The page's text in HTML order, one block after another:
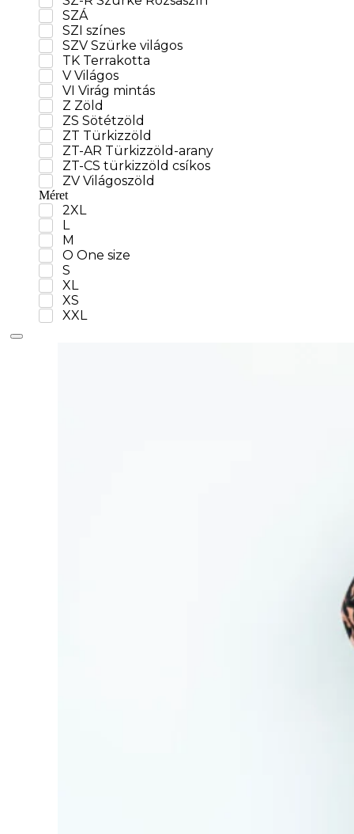
SZÁ
SZI színes
SZV Szürke világos
TK Terrakotta
V Világos
VI Virág mintás
Z Zöld
ZS Sötétzöld
ZT Türkizzöld
ZT-AR Türkizzöld-arany
ZT-CS türkizzöld csíkos
ZV Világoszöld
Méret
2XL
L
M
O One size
S
XL
XS
XXL